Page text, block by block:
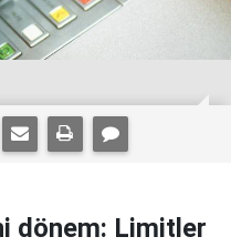
dönem: Limitler